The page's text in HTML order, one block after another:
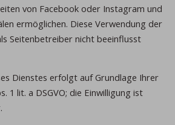
von Facebook oder Instagram und
ermöglichen. Diese Verwendung der
Seitenbetreiber nicht beeinflusst
Dienstes erfolgt auf Grundlage Ihrer
1 lit. a DSGVO; die Einwilligung ist